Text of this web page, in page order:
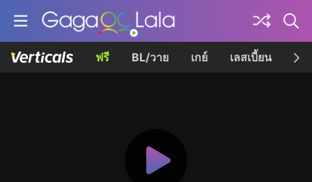
ฟรี BL/วาย เกย์ เลสเบี้ยน เค